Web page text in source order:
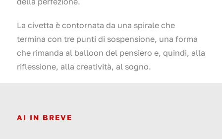
La civetta è contornata da una spirale che
termina con tre punti di sospensione, una forma
che rimanda al balloon del pensiero e, quindi, alla
riflessione, alla creatività, al sogno.
AI IN BREVE